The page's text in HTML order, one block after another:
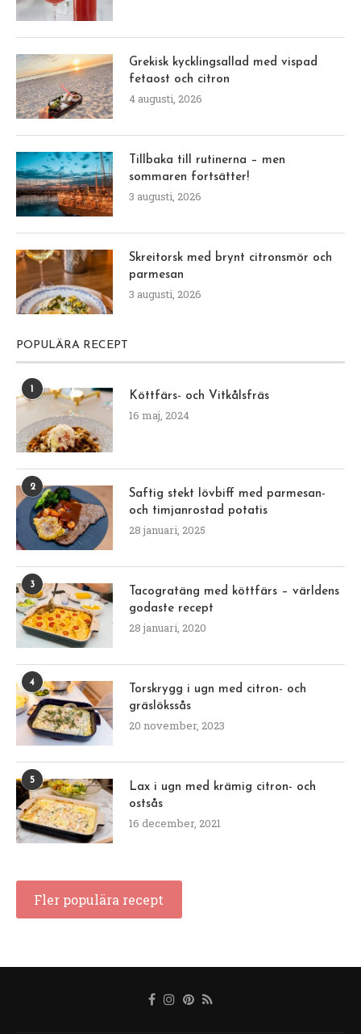
Grekisk kycklingsallad med vispad
fetaost och citron
4 augusti, 2026
Tillbaka till rutinerna – men
sommaren fortsätter!
3 augusti, 2026
Skreitorsk med brynt citronsmör och
parmesan
3 augusti, 2026
POPULÄRA RECEPT
1
Köttfärs- och Vitkålsfräs
16 maj, 2024
2
Saftig stekt lövbiff med parmesan-
och timjanrostad potatis
28 januari, 2025
3
Tacogratäng med köttfärs – världens
godaste recept
28 januari, 2020
4
Torskrygg i ugn med citron- och
gräslökssås
20 november, 2023
5
Lax i ugn med krämig citron- och
ostsås
16 december, 2021
Fler populära recept